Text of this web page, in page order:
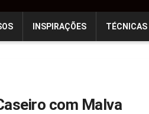
INSPIRAÇÕES TÉCNICAS
com Malva